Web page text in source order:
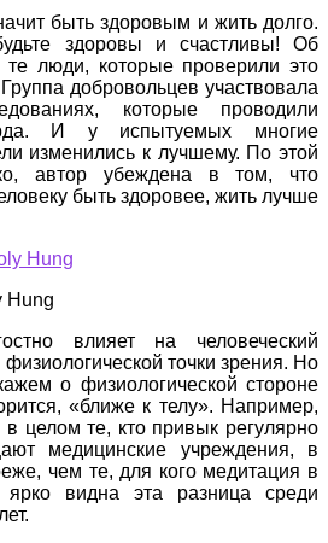
быть здоровым и жить долго.
здоровы и счастливы! Об
люди, которые проверили это
добровольцев участвовала
которые проводили
И у испытуемых многие
изменились к лучшему. По этой
автор убеждена в том, что
быть здоровее, жить лучше
Hung
влияет на человеческий
точки зрения. Но
о физиологической стороне
«ближе к телу». Например,
целом те, кто привык регулярно
медицинские учреждения, в
чем те, для кого медитация в
ярко видна эта разница среди